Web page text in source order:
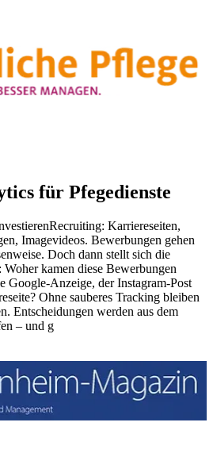
für Pfegedienste
Karriereseiten,
Imagevideos. Bewerbungen gehen
Doch dann stellt sich die
Woher kamen diese Bewerbungen
Google-Anzeige, der Instagram-Post
Ohne sauberes Tracking bleiben
Entscheidungen werden aus dem
– und g